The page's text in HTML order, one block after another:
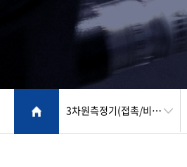
3차원측정기(접촉/비접촉)